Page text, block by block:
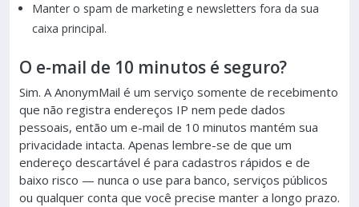
Manter o spam de marketing e newsletters fora da sua
caixa principal.
O e-mail de 10 minutos é seguro?
Sim. A AnonymMail é um serviço somente de recebimento
que não registra endereços IP nem pede dados
pessoais, então um e-mail de 10 minutos mantém sua
privacidade intacta. Apenas lembre-se de que um
endereço descartável é para cadastros rápidos e de
baixo risco — nunca o use para banco, serviços públicos
ou qualquer conta que você precise manter a longo prazo.